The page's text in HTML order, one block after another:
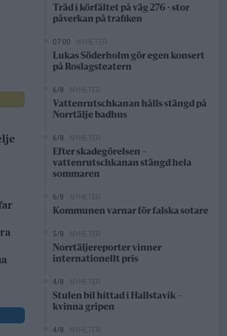
Träd i körfältet på väg 276 - stor
påverkan på trafiken
07:00 NYHETER
Lukas Söderholm gör egen konsert
på Roslagsteatern
6/8 NYHETER
Vattenrutschkanan hålls stängd på
Norrtälje badhus
6/8 NYHETER
Efter skadegörelsen –
vattenrutschkanan stängd hela
sommaren
6/8 NYHETER
Kommunen varnar för falska sotare
5/8 NYHETER
Norrtäljereporter vinner
internationellt pris
4/8 NYHETER
Stulen bil hittad i Hallstavik –
kvinna gripen
4/8 NYHETER